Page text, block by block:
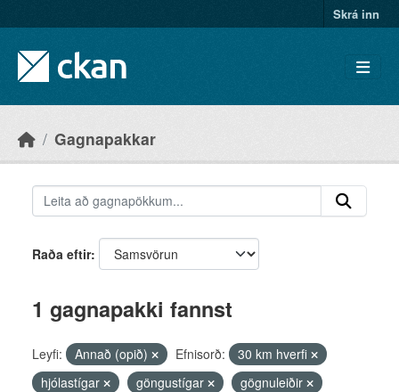
Skrá inn
Gagnapakkar
Raða eftir
1 gagnapakki fannst
Leyfi: Annað (opið) Efnisorð:
30 km hverfi
hjólastígar
göngustígar
gögnuleiðir